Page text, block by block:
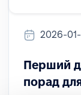
2026-
Перший
порад